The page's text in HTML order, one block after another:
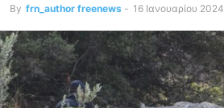
By frn_author freenews - 16 Ιανουαρίου 2024